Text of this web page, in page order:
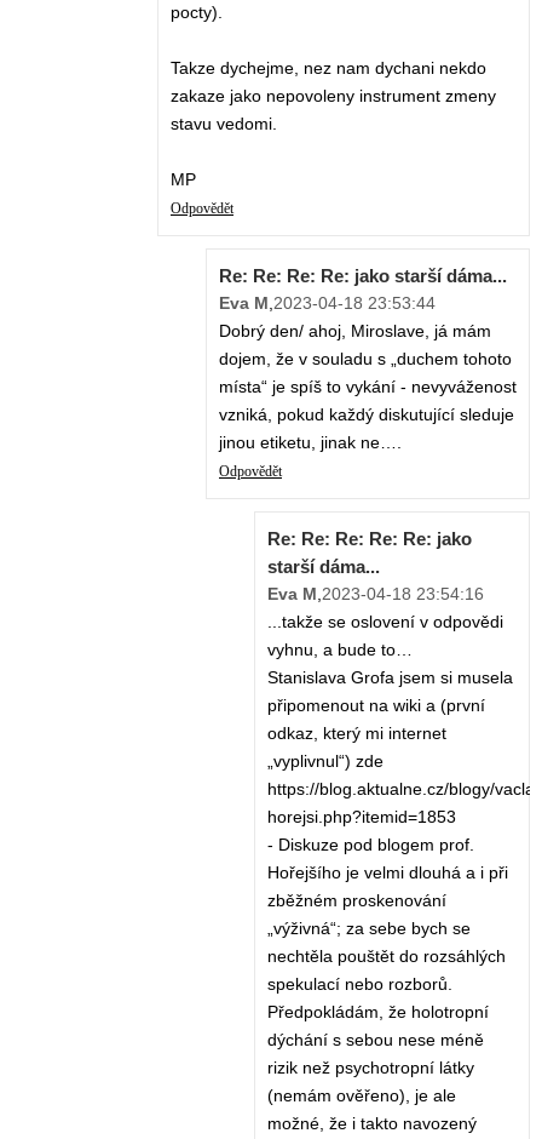
pocty).
Takze dychejme, nez nam dychani nekdo
zakaze jako nepovoleny instrument zmeny
stavu vedomi.
MP
Odpovědět
Re: Re: Re: Re: jako starší dáma...
Eva M 2023-04-18 23:53:44
Dobrý den/ ahoj, Miroslave, já mám
dojem, že v souladu s „duchem tohoto
místa“ je spíš to vykání - nevyváženost
vzniká, pokud každý diskutující sleduje
jinou etiketu, jinak ne….
Odpovědět
Re: Re: Re: Re: Re: jako
starší dáma...
Eva M 2023-04-18 23:54:16
...takže se oslovení v odpovědi
vyhnu, a bude to…
Stanislava Grofa jsem si musela
připomenout na wiki a (první
odkaz, který mi internet
„vyplivnul“) zde
https://blog.aktualne.cz/blogy/
horejsi.php?itemid=1853
- Diskuze pod blogem prof.
Hořejšího je velmi dlouhá a i při
zběžném proskenování
„výživná“; za sebe bych se
nechtěla pouštět do rozsáhlých
spekulací nebo rozborů.
Předpokládám, že holotropní
dýchání s sebou nese méně
rizik než psychotropní látky
(nemám ověřeno), je ale
možné, že i takto navozený